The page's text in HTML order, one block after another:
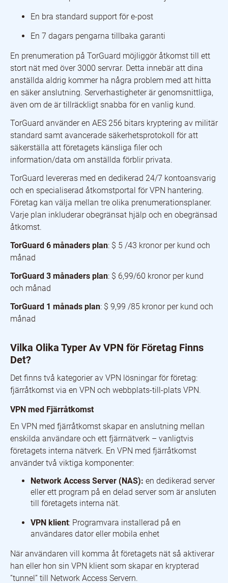
En bra standard support för e-post
En 7 dagars pengarna tillbaka garanti
En prenumeration på TorGuard möjliggör åtkomst till ett
stort nät med över 3000 servrar. Detta innebär att dina
anställda aldrig kommer ha några problem med att hitta
en säker anslutning. Serverhastigheter är genomsnittliga,
även om de är tillräckligt snabba för en vanlig kund.
TorGuard använder en AES 256 bitars kryptering av militär
standard samt avancerade säkerhetsprotokoll för att
säkerställa att företagets känsliga filer och
information/data om anställda förblir privata.
TorGuard levereras med en dedikerad 24/7 kontoansvarig
och en specialiserad åtkomstportal för VPN hantering.
Företag kan välja mellan tre olika prenumerationsplaner.
Varje plan inkluderar obegränsat hjälp och en obegränsad
åtkomst.
TorGuard 6 månaders plan: $ 5 /43 kronor per kund och
månad
TorGuard 3 månaders plan: $ 6,99/60 kronor per kund
och månad
TorGuard 1 månads plan: $ 9,99 /85 kronor per kund och
månad
Vilka Olika Typer Av VPN för Företag Finns
Det?
Det finns två kategorier av VPN lösningar för företag:
fjärråtkomst via en VPN och webbplats-till-plats VPN.
VPN med Fjärråtkomst
En VPN med fjärråtkomst skapar en anslutning mellan
enskilda användare och ett fjärrnätverk – vanligtvis
företagets interna nätverk. En VPN med fjärråtkomst
använder två viktiga komponenter:
Network Access Server (NAS): en dedikerad server
eller ett program på en delad server som är ansluten
till företagets interna nät.
VPN klient: Programvara installerad på en
användares dator eller mobila enhet
När användaren vill komma åt företagets nät så aktiverar
han eller hon sin VPN klient som skapar en krypterad
”tunnel” till Network Access Servern.